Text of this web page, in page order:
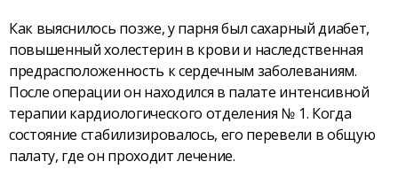
Как выяснилось позже, у парня был сахарный диабет,
повышенный холестерин в крови и наследственная
предрасположенность к сердечным заболеваниям.
После операции он находился в палате интенсивной
терапии кардиологического отделения № 1. Когда
состояние стабилизировалось, его перевели в общую
палату, где он проходит лечение.